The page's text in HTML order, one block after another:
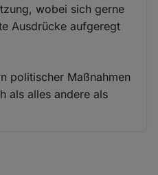
wobei sich gerne
Ausdrücke aufgeregt
politischer Maßnahmen
als alles andere als